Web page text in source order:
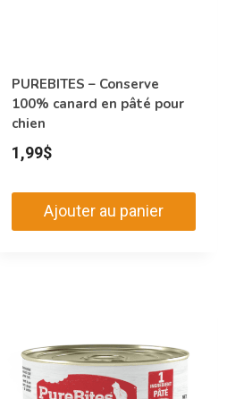
PUREBITES – Conserve
100% canard en pâté pour
chien
1,99$
Ajouter au panier